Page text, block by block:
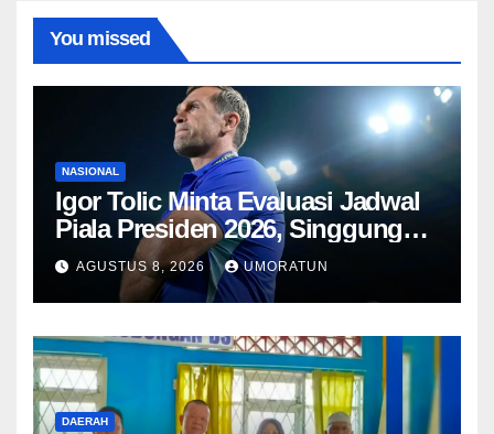
You missed
NASIONAL
Igor Tolic Minta Evaluasi Jadwal
Piala Presiden 2026, Singgung
Aturan FIFA soal Recovery 72
Jam
AGUSTUS 8, 2026 UMORATUN
DAERAH